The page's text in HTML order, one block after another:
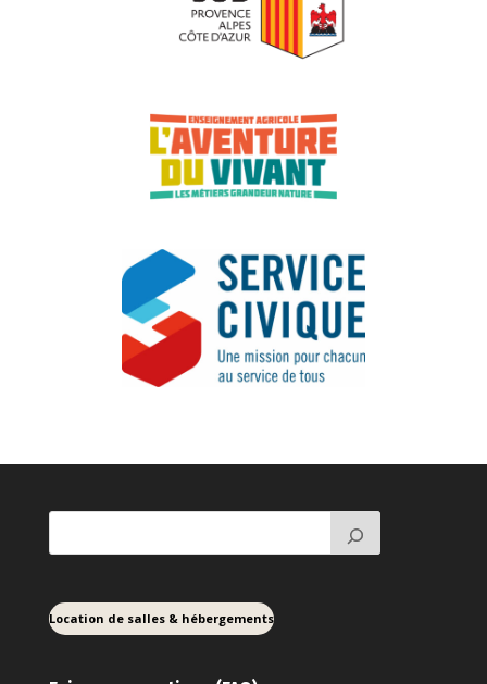
Location de salles & hébergements